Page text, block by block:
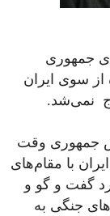
جمهوری
از سوی ایران
جمهوری وقت
به ایران با مقام‌های
گفت و گو و
جنگی به